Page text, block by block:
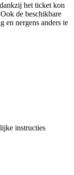
het ticket kon
de beschikbare
en nergens anders te
instructies